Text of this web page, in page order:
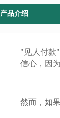
产品介绍
"见人付款
信心，因
然而，如